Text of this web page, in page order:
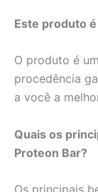
Este produto
O produto é
procedência
a você a
Quais os
Proteon Bar?